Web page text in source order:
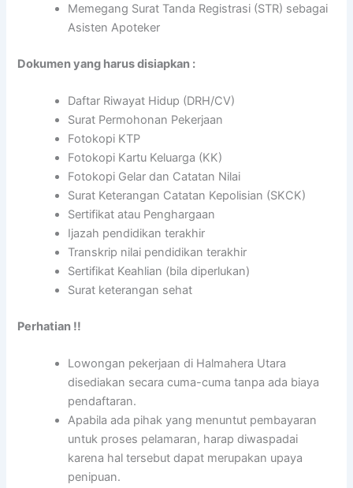
Memegang Surat Tanda Registrasi (STR) sebagai
Asisten Apoteker
Dokumen yang harus disiapkan :
Daftar Riwayat Hidup (DRH/CV)
Surat Permohonan Pekerjaan
Fotokopi KTP
Fotokopi Kartu Keluarga (KK)
Fotokopi Gelar dan Catatan Nilai
Surat Keterangan Catatan Kepolisian (SKCK)
Sertifikat atau Penghargaan
Ijazah pendidikan terakhir
Transkrip nilai pendidikan terakhir
Sertifikat Keahlian (bila diperlukan)
Surat keterangan sehat
Perhatian !!
Lowongan pekerjaan di Halmahera Utara
disediakan secara cuma-cuma tanpa ada biaya
pendaftaran.
Apabila ada pihak yang menuntut pembayaran
untuk proses pelamaran, harap diwaspadai
karena hal tersebut dapat merupakan upaya
penipuan.